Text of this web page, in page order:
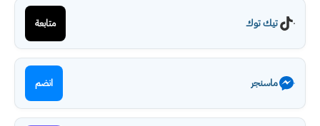
تيك توك متابعة
ماسنجر انضم